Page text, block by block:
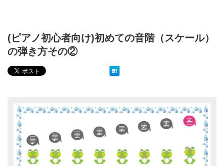
(ピアノ初心者向け)初めての音階（スケール）
の弾き方その②